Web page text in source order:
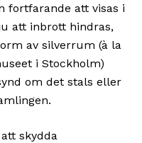
fortfarande att visas i
att inbrott hindras,
av silverrum (à la
i Stockholm)
om det stals eller
skydda